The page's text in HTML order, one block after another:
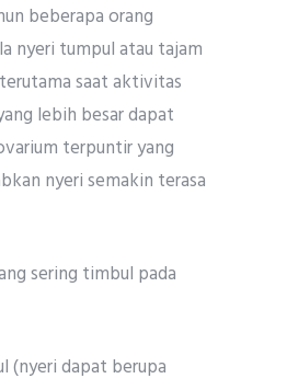
beberapa orang
nyeri tumpul atau tajam
saat aktivitas
lebih besar dapat
terpuntir yang
nyeri semakin terasa
sering timbul pada
(nyeri dapat berupa